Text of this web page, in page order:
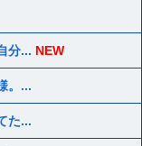
分... NEW
。...
た...